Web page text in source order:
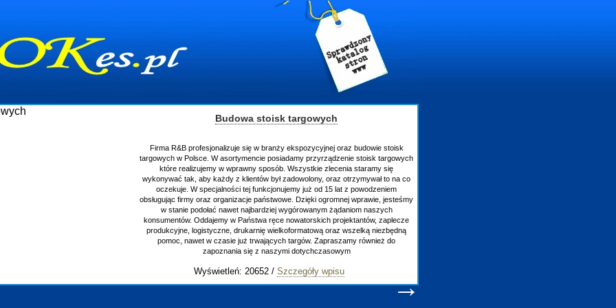
Budowa stoisk targowych
Firma R&B profesjonalizuje się w branży ekspozycyjnej oraz budowie stoisk
targowych w Polsce. W asortymencie posiadamy przyrządzenie stoisk targowych
które realizujemy w wprawny sposób. Wszystkie zlecenia staramy się
wykonywać tak, aby każdy z klientów był zadowolony, oraz otrzymywał to na co
oczekuje. W specjalności tej funkcjonujemy już od 15 lat z powodzeniem
obsługując firmy oraz organizacje państwowe. Dzięki ogromnej wprawie, jesteśmy
w stanie podołać nawet najbardziej wygórowanym żądaniom naszych
konsumentów. Oddajemy w Państwa ręce nowatorskich projektantów, zaplecze
produkcyjne, logistyczne, drukarnię wielkoformatową oraz wszelką niezbędną
pomoc, nawet w czasie już trwających targów. Zapraszamy również do
zapoznania się z naszymi dotychczasowym
Wyświetleń: 20652 /Szczegóły wpisu
→